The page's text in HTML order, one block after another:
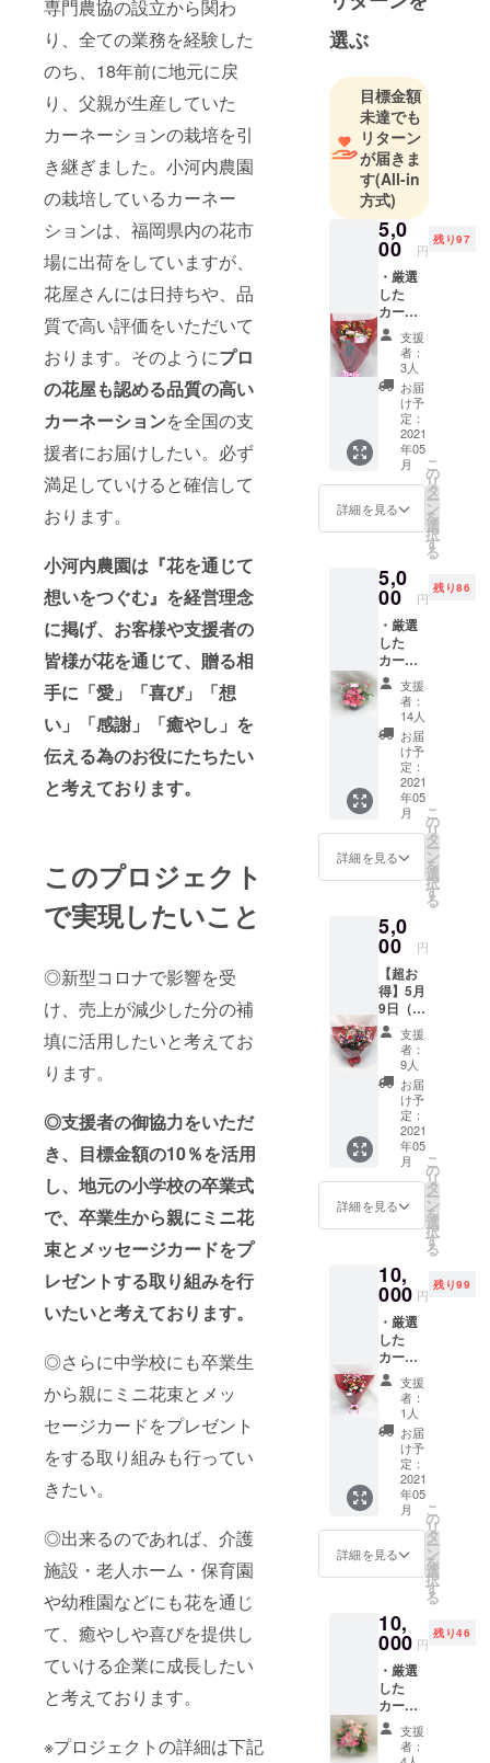
専門農協の設立から関わ
り、全ての業務を経験した
のち、18年前に地元に戻
り、父親が生産していた
カーネーションの栽培を引
き継ぎました。小河内農園
の栽培しているカーネー
ションは、福岡県内の花市
場に出荷をしていますが、
花屋さんには日持ちや、品
質で高い評価をいただいて
おります。そのようにプロ
の花屋も認める品質の高い
カーネーションを全国の支
援者にお届けしたい。必ず
満足していけると確信して
おります。
小河内農園は『花を通じて
想いをつぐむ』を経営理念
に掲げ、お客様や支援者の
皆様が花を通じて、贈る相
手に「愛」「喜び」「想
い」「感謝」「癒やし」を
伝える為のお役にたちたい
と考えております。
このプロジェクト
で実現したいこと
◎新型コロナで影響を受
け、売上が減少した分の補
填に活用したいと考えてお
ります。
◎支援者の御協力をいただ
き、目標金額の10％を活用
し、地元の小学校の卒業式
で、卒業生から親にミニ花
束とメッセージカードをプ
レゼントする取り組みを行
いたいと考えております。
◎さらに中学校にも卒業生
から親にミニ花束とメッ
セージカードをプレゼント
をする取り組みも行ってい
きたい。
◎出来るのであれば、介護
施設・老人ホーム・保育園
や幼稚園などにも花を通じ
て、癒やしや喜びを提供し
ていける企業に成長したい
と考えております。
※プロジェクトの詳細は下記
ました。そ
の後、熊本
菊池の九州
環境保全型
農業協同組
合に就職し
ました。九
州環境保全
型農業協同
組合は、九
州内で無農
薬・減農薬
栽培を行っ
ている農家
が、栽培技
術の普及や
こだわりの
農産物の販
売を目的に
独自に立ち
上げた専門
農協です。
そこで専門
から関わ
り、全ての
業務を経験
したのち、
18年前に地
元に戻り、
父親が生産
ションの栽
培を引き継
ぎました。
小河内農園
いるカー
ネーション
は、福岡県
内の花市場
に出荷をし
ています
が、花屋さ
んには日持
ちや、品質
で高い評価
をいただい
ておりま
す。そのよ
うにプロの
る品質の高
いカーネー
ションを全
国の支援者
にお届けし
たい。必ず
満足してい
けると確信
しておりま
す。
選ぶ
目標金額
未達でも
リターン
が届きま
す(All-in
方式)
5,0
00 円
残り97
・厳選
した
カー
ネー
ション
12本を
花束に
して、
お届け
致しま
す。 ・
花束の
寸法：
高さ約
70ｃｍ
・支援
メッ
セージ
カード
をサー
ビス致
しま
す。
メッ
セージ
が必要
な方
は、備
考に記
入をお
願い致
しま
す。
カー
ネー
ション
の花の
種類と
色は、
画像と
異なる
ことが
ござい
ます。
※配送予
定日：
令和3年
5月4日
（火曜
日）～5
でにお
送り致
しま
す。
支援
者：
3人
お届
け予
定：
2021
年05
月
詳細を見る
こ
の
リ
タ
ー
ン
を
選
択
す
る
5,0
00 円
残り86
・厳選
した
カー
ネー
ション
（6本以
上）ヒ
ペリカ
ム・か
すみ
草・
ガーベ
ラ・金
魚草・
レザー
ファン
季節の
花使用
し、ア
レンジ
メント
にして
お届け
致しま
す。 ・
アレン
ジの寸
法：高
さ35ｃ
ｍ×幅28
ｃｍ×奥
行25ｃ
ｍ ・支
セージ
カード
をサー
ビス致
しま
す。
メッ
セージ
が必要
な方
は、備
考に記
入をお
願い致
しま
す。
（30文
ネー
ション
等の花
の種
類・色
は画像
と異な
ること
支援
者：
14人
お届
け予
定：
2021
年05
月
詳細を見る
こ
の
リ
タ
ー
ン
を
選
択
す
る
5,0
00 円
【超お
得】5月
9日（日
曜日）
「母の
日」過
ぎての
カー
ネー
ション
花束の
お届け
は、超
お買い
得で
す。 ※
定日：
令和3年
5月12日
（水曜
日）移
行に順
次発送
致しま
す。 ・
厳選し
たカー
ネー
ション
20本と
かすみ
草やス
ターチ
束にし
て、お
届け致
しま
す。 ・
花束の
寸法：
高さ約
支援
者：
9人
お届
け予
定：
2021
年05
月
詳細を見る
こ
の
リ
タ
ー
ン
を
選
択
す
る
10,
000 円
残り99
・厳選
した
カー
ネー
ション
25本を
花束に
して、
お届け
致しま
す。 ・
花束の
寸法：
高さ約
70ｃｍ
・支援
メッ
セージ
カード
をサー
ビス致
しま
す。
メッ
支援
者：
1人
お届
け予
定：
2021
年05
月
詳細を見る
こ
の
リ
タ
ー
ン
を
選
択
す
る
10,
000 円
残り46
・厳選
した
カー
ネー
ション
（12本
支援
者：